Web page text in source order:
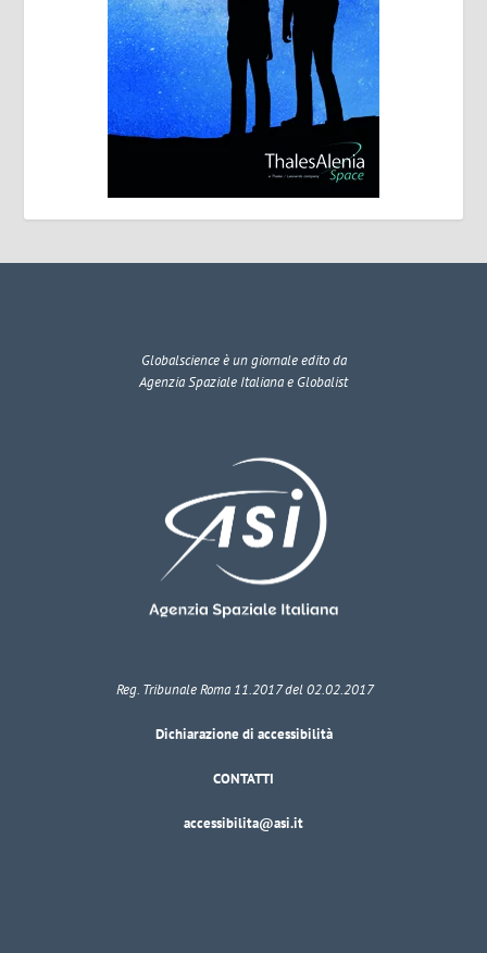
Globalscienceè un giornale edito da
Agenzia Spaziale Italiana e Globalist
Reg. Tribunale Roma 11.2017 del 02.02.2017
Dichiarazione di accessibilità
CONTATTI
accessibilita@asi.it